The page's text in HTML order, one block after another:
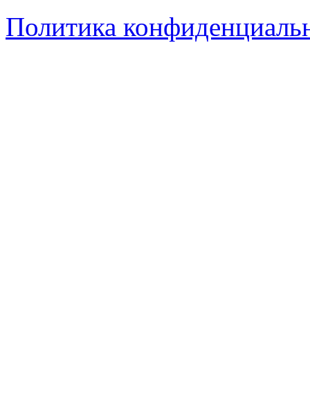
Политика